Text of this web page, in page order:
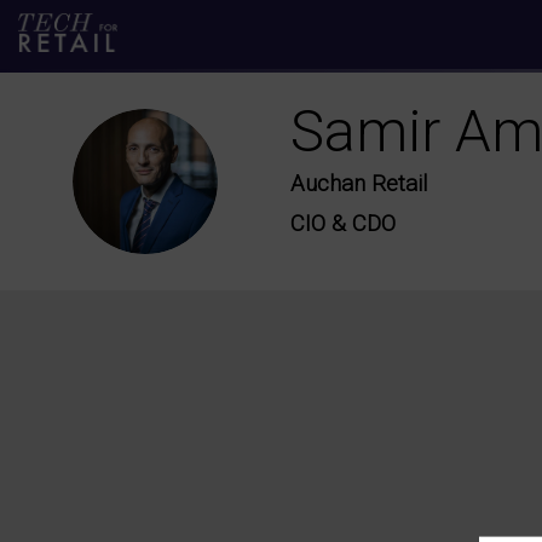
SA
Samir
Auchan Retail
CIO & CDO